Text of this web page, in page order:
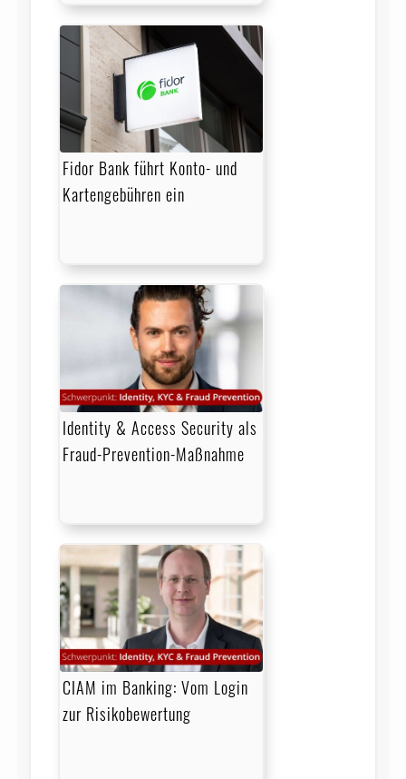
Fidor Bank führt Konto- und
Kartengebühren ein
Identity & Access Security als
Fraud-Prevention-Maßnahme
CIAM im Banking: Vom Login
zur Risikobewertung